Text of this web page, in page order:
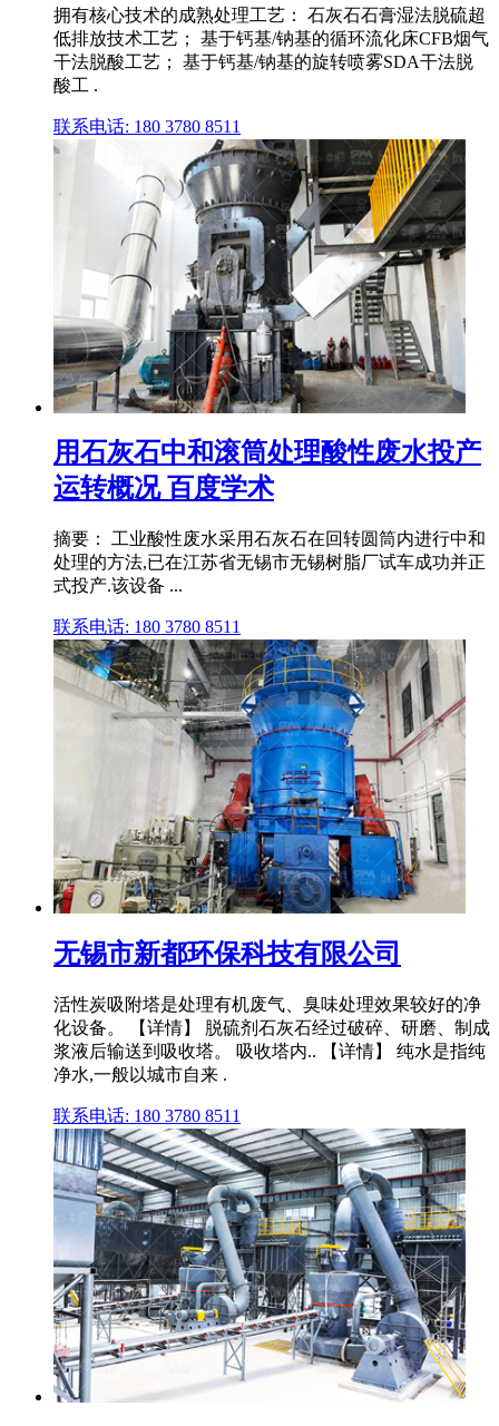
拥有核心技术的成熟处理工艺： 石灰石石膏湿法脱硫超
低排放技术工艺； 基于钙基/钠基的循环流化床CFB烟气
干法脱酸工艺； 基于钙基/钠基的旋转喷雾SDA干法脱
酸工 .
联系电话: 180 3780 8511
用石灰石中和滚筒处理酸性废水投产
运转概况 百度学术
摘要： 工业酸性废水采用石灰石在回转圆筒内进行中和
处理的方法,已在江苏省无锡市无锡树脂厂试车成功并正
式投产.该设备 ...
联系电话: 180 3780 8511
无锡市新都环保科技有限公司
活性炭吸附塔是处理有机废气、臭味处理效果较好的净
化设备。 【详情】 脱硫剂石灰石经过破碎、研磨、制成
浆液后输送到吸收塔。 吸收塔内.. 【详情】 纯水是指纯
净水,一般以城市自来 .
联系电话: 180 3780 8511